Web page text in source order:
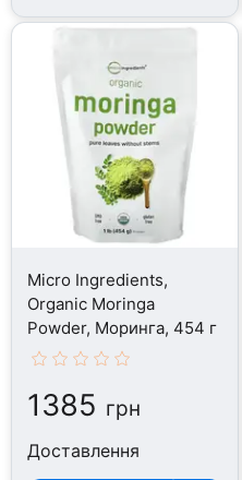
Micro Ingredients,
Organic Moringa
Powder, Моринга, 454 г
1385 грн
Доставлення